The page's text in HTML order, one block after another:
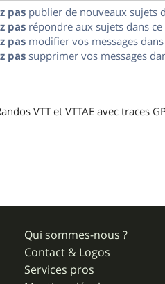
pas publier de nouveaux sujets
pas répondre aux sujets dans
pas modifier vos messages
pas supprimer vos messages
VTT et VTTAE avec traces
Qui sommes-nous ?
Contact & Logos
Services pros